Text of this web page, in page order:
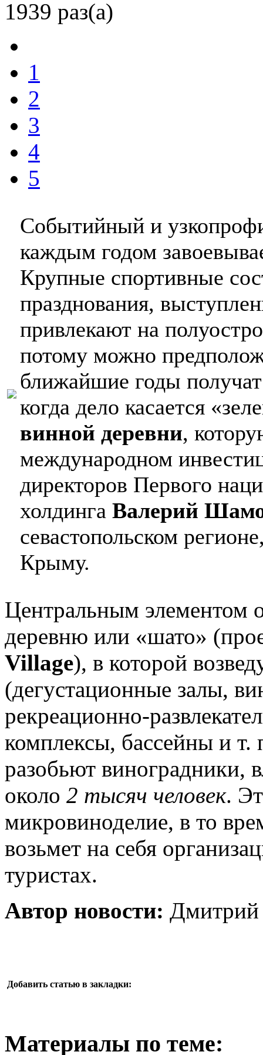
1939 раз(а)
1
2
3
4
5
Событийный и
каждым годом
Крупные спортивные
празднования,
привлекают на
потому можно
ближайшие годы
когда дело касается
винной деревни,
международном
директоров Первого
холдинга Валерий
севастопольском
Крыму.
Центральным элементом
деревню или «шато»
Village), в которой
(дегустационные залы,
рекреационно-
комплексы, бассейны и
разобьют виноградники,
около 2 тысяч человек.
микровиноделие, в то
возьмет на себя
туристах.
Автор новости: Дмитрий
Добавить статью в закладки:
Материалы по теме: